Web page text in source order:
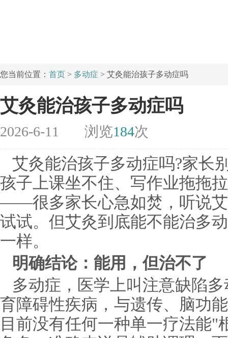
您当前位置： 首页 > 多动症 > 艾灸能治孩子多动症吗
艾灸能治孩子多动症吗
2026-6-11 浏览184次
艾灸能治孩子多动症吗?家长
孩子上课坐不住、写作业拖拖
——很多家长心急如焚，听说
试试。但艾灸到底能不能治多
一样。
明确结论：能用，但治不了
多动症，医学上叫注意缺陷
育障碍性疾病，与遗传、脑功
目前没有任何一种单一疗法能"